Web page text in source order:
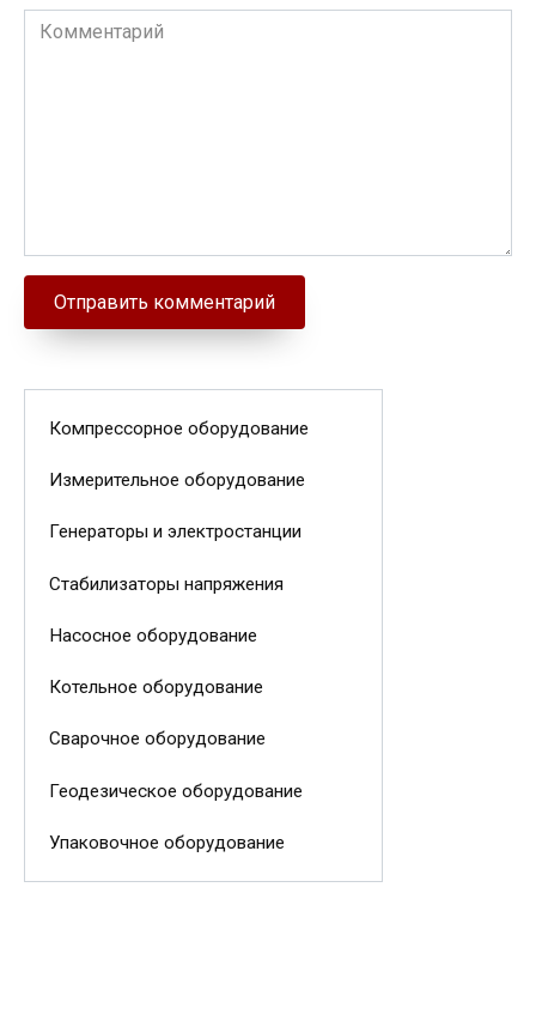
Комментарий
Компрессорное оборудование
Измерительное оборудование
Генераторы и электростанции
Стабилизаторы напряжения
Насосное оборудование
Котельное оборудование
Сварочное оборудование
Геодезическое оборудование
Упаковочное оборудование